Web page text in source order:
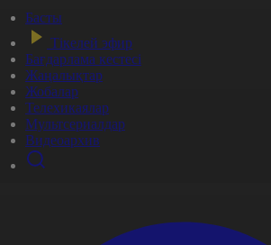
Басты
Тікелей эфир
Бағдарлама кестесі
Жаңалықтар
Жобалар
Телехикаялар
Мультсериалдар
Видеоархив